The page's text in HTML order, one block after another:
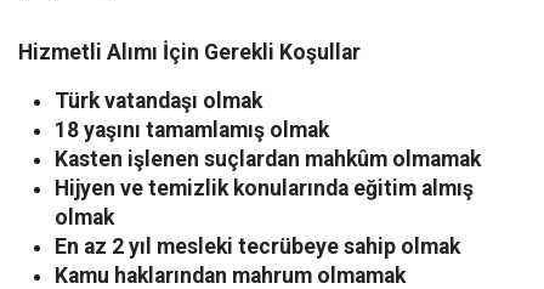
Hizmetli Alımı İçin Gerekli Koşullar
Türk vatandaşı olmak
18 yaşını tamamlamış olmak
Kasten işlenen suçlardan mahkûm olmamak
Hijyen ve temizlik konularında eğitim almış
olmak
En az 2 yıl mesleki tecrübeye sahip olmak
Kamu haklarından mahrum olmamak